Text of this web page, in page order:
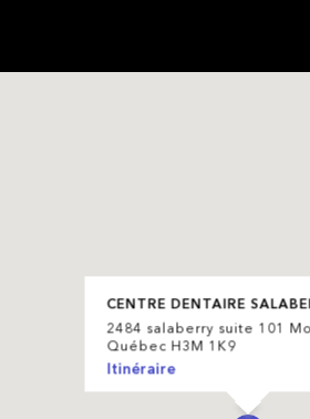
CENTRE DENTAIRE
2484 salaberry suite 101
Québec H3M 1K9
Itinéraire